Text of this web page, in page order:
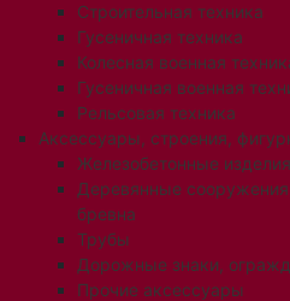
Строительная техника
Гусеничная техника
Колесная военная
Гусеничная военная
Рельсовая техника
Аксессуары, строения,
Железобетонные изделия
Деревянные
бревна
Трубы
Дорожные знаки,
Прочие аксессуары